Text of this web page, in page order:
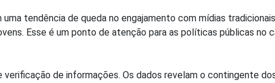
tendência de queda no engajamento com mídias
Esse é um ponto de atenção para as políticas públicas no
de informações. Os dados revelam o contingente